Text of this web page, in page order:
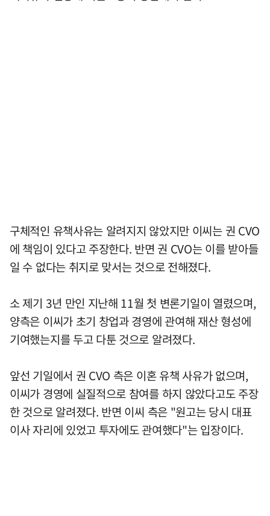
구체적인 유책사유는 알려지지 않았지만 이씨는 권 CVO
에 책임이 있다고 주장한다. 반면 권 CVO는 이를 받아들
일 수 없다는 취지로 맞서는 것으로 전해졌다.
소 제기 3년 만인 지난해 11월 첫 변론기일이 열렸으며,
양측은 이씨가 초기 창업과 경영에 관여해 재산 형성에
기여했는지를 두고 다툰 것으로 알려졌다.
앞선 기일에서 권 CVO 측은 이혼 유책 사유가 없으며,
이씨가 경영에 실질적으로 참여를 하지 않았다고도 주장
한 것으로 알려졌다. 반면 이씨 측은 "원고는 당시 대표
이사 자리에 있었고 투자에도 관여했다"는 입장이다.